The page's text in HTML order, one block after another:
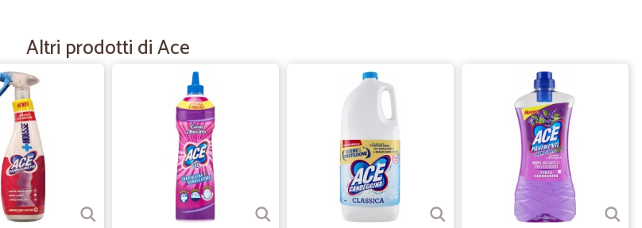
L'ordine arriva corretto e la merce è…
precedenti scatole secondo me, erano migliori, sarà colpa delle reggette che tagliano il
cartone o sono troppo alte e mettendo sopra altre scatole si deformano?
28/12/2020
Tutto OK
Tutto OK, consegna veloce
Altri prodotti di Ace